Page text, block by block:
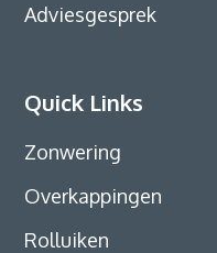
Adviesgesprek
Quick Links
Zonwering
Overkappingen
Rolluiken